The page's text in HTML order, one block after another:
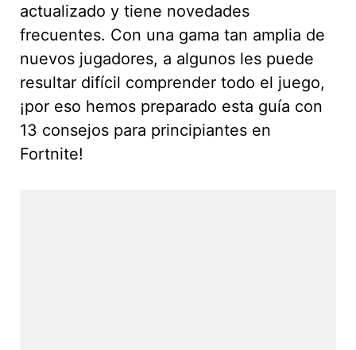
actualizado y tiene novedades
frecuentes. Con una gama tan amplia de
nuevos jugadores, a algunos les puede
resultar difícil comprender todo el juego,
¡por eso hemos preparado esta guía con
13 consejos para principiantes en
Fortnite!